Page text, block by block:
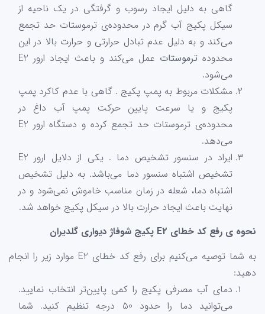
گاهی به دلیل ایجاد رسوب و گرفتگی در یک ناحیه از
سیکل پکیج آب گرم در محدوده‌ی ترموستات حد تجمع
می‌کند و به دلیل عدم تبادل حرارتی و حرارت بالا در این
محدوده ترموستات
عمل می‌کند و باعث ایجاد ارور E2
می‌شود.
مشکلات مربوط به پمپ پکیج . گاهی با عدم کاکرد پمپ
پکیج و یا سرعت پایین حرکت پمپ آب داغ در
محدوده‌ی ترموستات حد تجمع کرده و دستگاه ارور E2
می‌دهد.
ایراد در سنسور تشخیص دما . یکی از دلایل ارور E2
تشخیص اشتباه سنسور دما می‌باشد. به دلیل تشخیص
اشتباه دما، شعله در زمان مناسب خاموش نمی‌شود و در
نهایت باعث ایجاد حرارت بالا در سیکل پکیج خواهد شد.
نحوه ی رفع کد خطای E2 پکیج شوفاژ دیواری گلدیران
به شما توصیه می‌کنیم برای رفع کد خطای E2 موارد زیر را انجام
دهید:
دمای آب مصرفی پکیج را کمی پایین‌تر انتخاب نمایید.
می‌توانید دما را حدود 50 درجه تنظیم کنید. شما